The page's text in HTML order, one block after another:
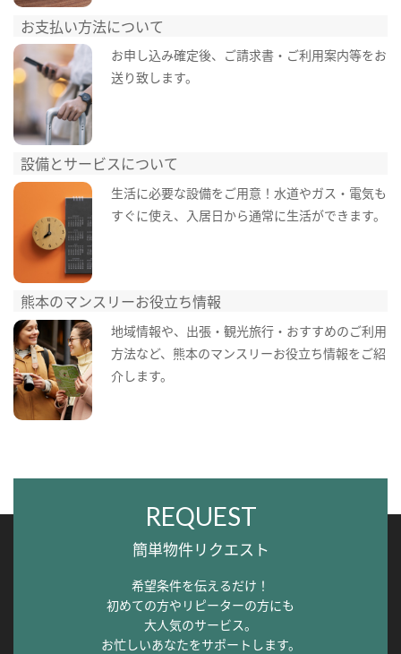
お支払い方法について
お申し込み確定後、ご請求書・ご利用案内等をお
送り致します。
設備とサービスについて
生活に必要な設備をご用意！水道やガス・電気も
すぐに使え、入居日から通常に生活ができます。
熊本のマンスリーお役立ち情報
地域情報や、出張・観光旅行・おすすめのご利用
方法など、熊本のマンスリーお役立ち情報をご紹
介します。
REQUEST
簡単物件リクエスト
希望条件を伝えるだけ！
初めての方やリピーターの方にも
大人気のサービス。
お忙しいあなたをサポートします。